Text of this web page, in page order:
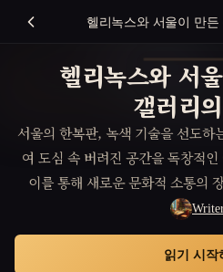
헬리녹스와 서울이 만
헬리녹스와 서
갤러리
서울의 한복판, 녹색 기술을 선도하
여 도심 속 버려진 공간을 독창적
이를 통해 새로운 문화적 소통의
읽기 시작